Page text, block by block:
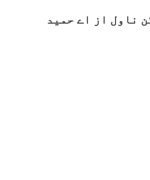
ناول از اے حمید